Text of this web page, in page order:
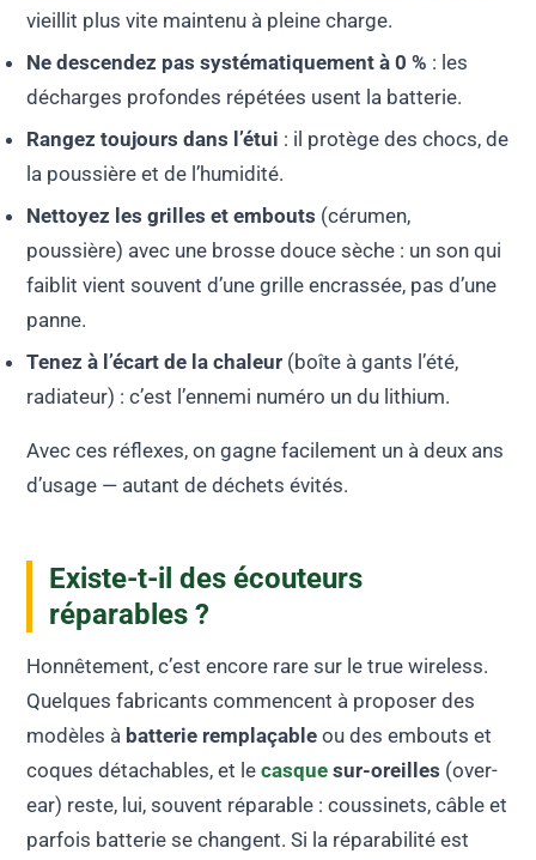
vieillit plus vite maintenu à pleine charge.
Ne descendez pas systématiquement à 0 % : les
décharges profondes répétées usent la batterie.
Rangez toujours dans l’étui : il protège des chocs, de
la poussière et de l’humidité.
Nettoyez les grilles et embouts (cérumen,
poussière) avec une brosse douce sèche : un son qui
faiblit vient souvent d’une grille encrassée, pas d’une
panne.
Tenez à l’écart de la chaleur (boîte à gants l’été,
radiateur) : c’est l’ennemi numéro un du lithium.
Avec ces réflexes, on gagne facilement un à deux ans
d’usage — autant de déchets évités.
Existe-t-il des écouteurs
réparables ?
Honnêtement, c’est encore rare sur le true wireless.
Quelques fabricants commencent à proposer des
modèles à batterie remplaçable ou des embouts et
coques détachables, et lecasque sur-oreilles (over-
ear) reste, lui, souvent réparable : coussinets, câble et
parfois batterie se changent. Si la réparabilité est